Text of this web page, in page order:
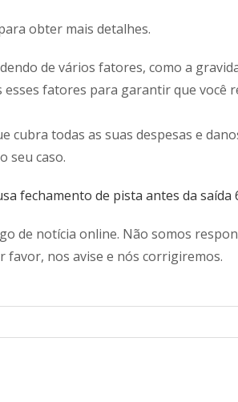
obter mais detalhes.
de vários fatores, como a
fatores para garantir que você
todas as suas despesas e
seu caso.
fechamento de pista antes da
de notícia online. Não somos
favor, nos avise e nós corrigiremos.